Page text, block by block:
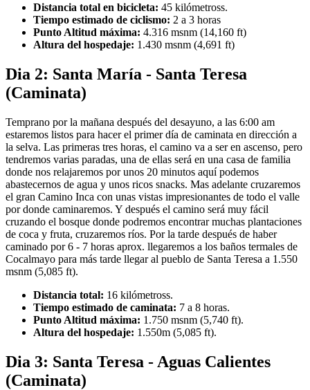
Distancia total en bicicleta: 45 kilómetross.
Tiempo estimado de ciclismo: 2 a 3 horas
Punto Altitud máxima: 4.316 msnm (14,160 ft)
Altura del hospedaje: 1.430 msnm (4,691 ft)
Dia 2: Santa María - Santa Teresa
(Caminata)
Temprano por la mañana después del desayuno, a las 6:00 am
estaremos listos para hacer el primer día de caminata en dirección a
la selva. Las primeras tres horas, el camino va a ser en ascenso, pero
tendremos varias paradas, una de ellas será en una casa de familia
donde nos relajaremos por unos 20 minutos aquí podemos
abastecernos de agua y unos ricos snacks. Mas adelante cruzaremos
el gran Camino Inca con unas vistas impresionantes de todo el valle
por donde caminaremos. Y después el camino será muy fácil
cruzando el bosque donde podremos encontrar muchas plantaciones
de coca y fruta, cruzaremos ríos. Por la tarde después de haber
caminado por 6 - 7 horas aprox. llegaremos a los baños termales de
Cocalmayo para más tarde llegar al pueblo de Santa Teresa a 1.550
msnm (5,085 ft).
Distancia total: 16 kilómetross.
Tiempo estimado de caminata: 7 a 8 horas.
Punto Altitud máxima: 1.750 msnm (5,740 ft).
Altura del hospedaje: 1.550m (5,085 ft).
Dia 3: Santa Teresa - Aguas Calientes
(Caminata)